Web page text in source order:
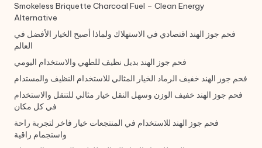
Smokeless Briquette Charcoal Fuel – Clean Energy
Alternative
فحم جوز الهند اقتصادي في الاستهلاك ولماذا أصبح الخيار الأفضل في
العالم
فحم جوز الهند بديل نظيف للطهي والاستخدام اليومي
فحم جوز الهند خفيف الرماد الخيار المثالي للاستخدام النظيف والمستدام
فحم جوز الهند خفيف الوزن وسهل النقل خيار مثالي للتنقل والاستخدام
في كل مكان
فحم جوز الهند للاستخدام في المنتجعات خيار فاخر لتجربة راحة
واستجمام راقية